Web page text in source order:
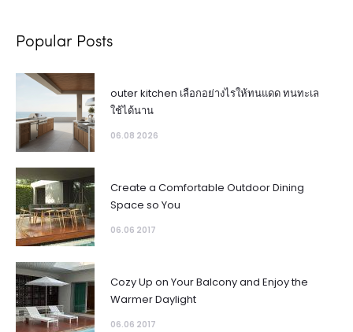
Popular Posts
outer kitchen เลือกอย่างไรให้ทนแดด ทนทะเล
ใช้ได้นาน
06.08 2026
Create a Comfortable Outdoor Dining
Space so You
06.06 2017
Cozy Up on Your Balcony and Enjoy the
Warmer Daylight
06.06 2017